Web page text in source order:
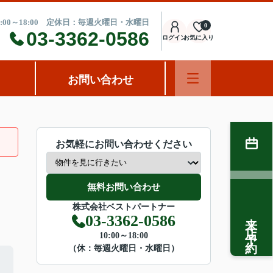
～18:00 定休日：毎週火曜日・水曜日
03-3362-0586 ログインお気に入り
0
お問い合わせ
お気軽にお問い合わせください
無料お問い合わせ
株式会社ベストパートナー
03-3362-0586
10:00～18:00
（休：毎週火曜日・水曜日）
来店予約